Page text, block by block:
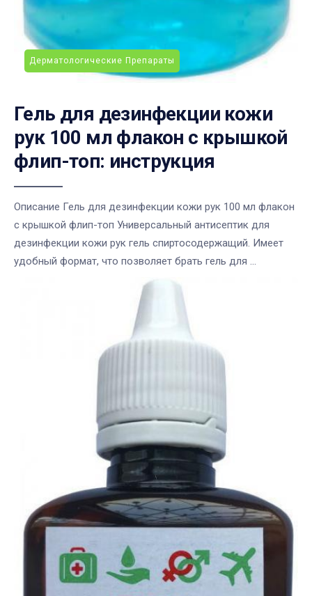
Дерматологические Препараты
Гель для дезинфекции кожи
рук 100 мл флакон с крышкой
флип-топ: инструкция
Описание Гель для дезинфекции кожи рук 100 мл флакон
с крышкой флип-топ Универсальный антисептик для
дезинфекции кожи рук гель спиртосодержащий. Имеет
удобный формат, что позволяет брать гель для ...